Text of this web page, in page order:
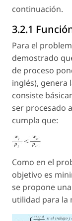
continuación.
3.2.1
Para el
demostrado
de proceso
inglés), genera
consiste
ser procesado
cumpla que:
Como en el
objetivo es
se propone
utilidad para la